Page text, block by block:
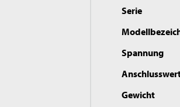
Serie
Spannung
Gewicht